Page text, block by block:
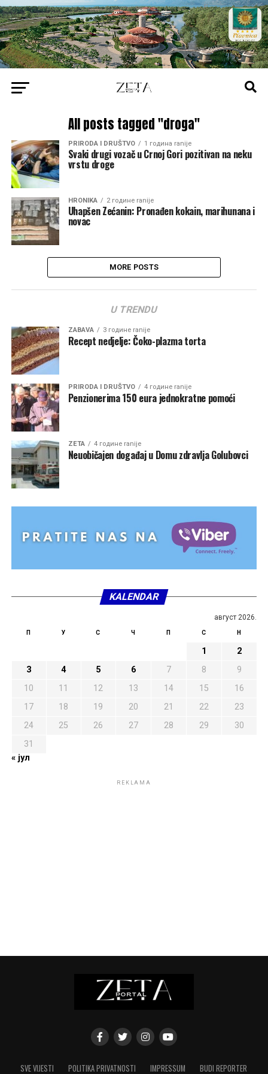
All posts tagged "droga"
PRIRODA I DRUŠTVO 1 година ranije
Svaki drugi vozač u Crnoj Gori pozitivan na neku
vrstu droge
HRONIKA 2 године ranije
Uhapšen Zećanin: Pronađen kokain, marihunana i
novac
MORE POSTS
U TRENDU
ZABAVA 3 године ranije
Recept nedjelje: Čoko-plazma torta
PRIRODA I DRUŠTVO 4 године ranije
Penzionerima 150 eura jednokratne pomoći
ZETA 4 године ranije
Neuobičajen događaj u Domu zdravlja Golubovci
KALENDAR
август 2026.
П У С Ч П С Н
1
2
3
4 5 6 7 8
9
10
11 12 13 14 15
16
17
18 19 20 21 22
23
24
25 26 27 28 29
30
31
« јул
REKLAMA
SVE VIJESTI POLITIKA PRIVATNOSTI IMPRESSUM BUDI REPORTER